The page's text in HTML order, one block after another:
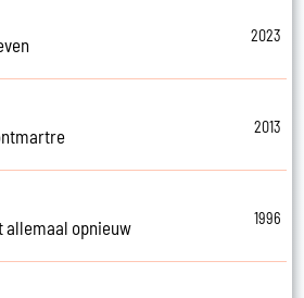
2023
2013
allemaal opnieuw
1996